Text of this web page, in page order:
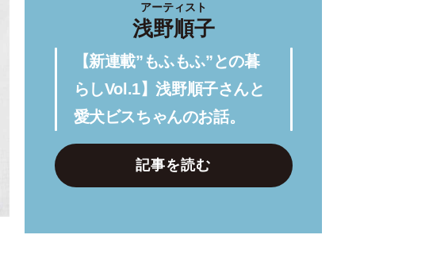
アーティスト
浅野順子
【新連載”もふもふ”との暮
らしVol.1】浅野順子さんと
愛犬ビスちゃんのお話。
記事を読む